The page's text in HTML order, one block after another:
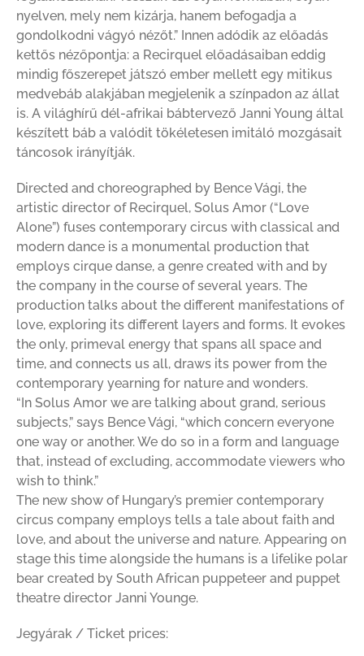
nyelven, mely nem kizárja, hanem befogadja a
gondolkodni vágyó nézőt.” Innen adódik az előadás
kettős nézőpontja: a Recirquel előadásaiban eddig
mindig főszerepet játszó ember mellett egy mitikus
medvebáb alakjában megjelenik a színpadon az állat
is. A világhírű dél-afrikai bábtervező Janni Young által
készített báb a valódit tökéletesen imitáló mozgásait
táncosok irányítják.
Directed and choreographed by Bence Vági, the
artistic director of Recirquel, Solus Amor (“Love
Alone”) fuses contemporary circus with classical and
modern dance is a monumental production that
employs cirque danse, a genre created with and by
the company in the course of several years. The
production talks about the different manifestations of
love, exploring its different layers and forms. It evokes
the only, primeval energy that spans all space and
time, and connects us all, draws its power from the
contemporary yearning for nature and wonders.
“In Solus Amor we are talking about grand, serious
subjects,” says Bence Vági, “which concern everyone
one way or another. We do so in a form and language
that, instead of excluding, accommodate viewers who
wish to think.”
The new show of Hungary’s premier contemporary
circus company employs tells a tale about faith and
love, and about the universe and nature. Appearing on
stage this time alongside the humans is a lifelike polar
bear created by South African puppeteer and puppet
theatre director Janni Younge.
Jegyárak / Ticket prices: